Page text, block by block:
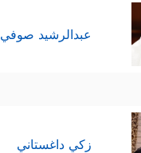
عبدالرشيد صوفي
زكي داغستاني